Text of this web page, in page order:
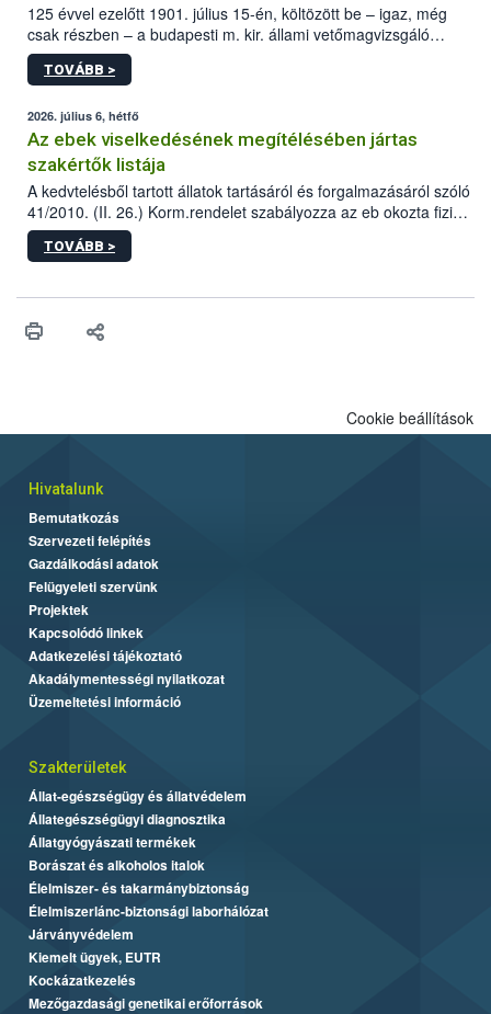
125 évvel ezelőtt 1901. július 15-én, költözött be – igaz, még
csak részben – a budapesti m. kir. állami vetőmagvizsgáló
állomás a Kis Rókus utca 15. szám alatti, Czigler Győző által
tervezett új épületébe.
TOVÁBB >
2026. július 6, hétfő
Az ebek viselkedésének megítélésében jártas
szakértők listája
A kedvtelésből tartott állatok tartásáról és forgalmazásáról szóló
41/2010. (II. 26.) Korm.rendelet szabályozza az eb okozta fizikai
sérülés, illetve ennek veszélye keletkezésekor felmerülő
hatósági feladatokat, valamint a veszélyes eb tartását és annak
vonni az ebek viselkedésének megítélésében jártas szakértőt.
TOVÁBB >
Cookie beállítások
Hivatalunk
Bemutatkozás
Szervezeti felépítés
Gazdálkodási adatok
Felügyeleti szervünk
Projektek
Kapcsolódó linkek
Adatkezelési tájékoztató
Akadálymentességi nyilatkozat
Üzemeltetési információ
Szakterületek
Állat-egészségügy és állatvédelem
Állategészségügyi diagnosztika
Állatgyógyászati termékek
Borászat és alkoholos italok
Élelmiszer- és takarmánybiztonság
Élelmiszerlánc-biztonsági laborhálózat
Járványvédelem
Kiemelt ügyek, EUTR
Kockázatkezelés
Mezőgazdasági genetikai erőforrások